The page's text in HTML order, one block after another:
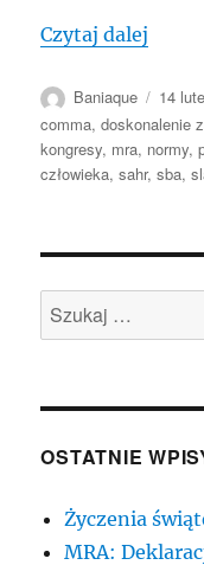
Czytaj dalej
Autor
Baniaque
Data
14
comma,doskonalenie
kongresy, mra, normy,
człowieka,sahr,sba,
Szukaj:
OSTATNIE
Życzenia
MRA: